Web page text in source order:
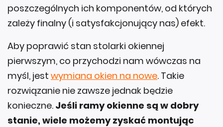
poszczególnych ich komponentów, od których
zależy finalny (i satysfakcjonujący nas) efekt.
Aby poprawić stan stolarki okiennej
pierwszym, co przychodzi nam wówczas na
myśl, jest wymiana okien na nowe. Takie
rozwiązanie nie zawsze jednak będzie
konieczne. Jeśli ramy okienne są w dobry
stanie, wiele możemy zyskać montując